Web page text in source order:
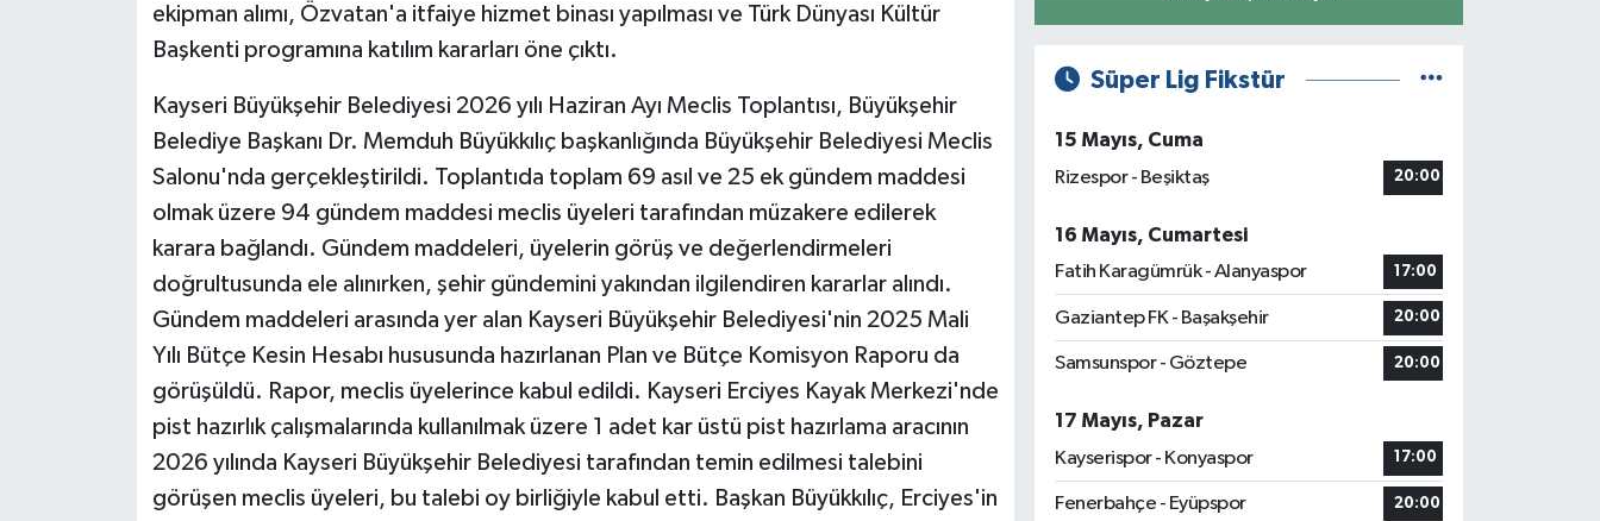
ekipman alımı, Özvatan'a itfaiye hizmet binası yapılması ve Türk Dünyası Kültür
Başkenti programına katılım kararları öne çıktı.
Kayseri Büyükşehir Belediyesi 2026 yılı Haziran Ayı Meclis Toplantısı, Büyükşehir
Belediye Başkanı Dr. Memduh Büyükkılıç başkanlığında Büyükşehir Belediyesi Meclis
Salonu'nda gerçekleştirildi. Toplantıda toplam 69 asıl ve 25 ek gündem maddesi
olmak üzere 94 gündem maddesi meclis üyeleri tarafından müzakere edilerek
karara bağlandı. Gündem maddeleri, üyelerin görüş ve değerlendirmeleri
doğrultusunda ele alınırken, şehir gündemini yakından ilgilendiren kararlar alındı.
Gündem maddeleri arasında yer alan Kayseri Büyükşehir Belediyesi'nin 2025 Mali
Yılı Bütçe Kesin Hesabı hususunda hazırlanan Plan ve Bütçe Komisyon Raporu da
görüşüldü. Rapor, meclis üyelerince kabul edildi. Kayseri Erciyes Kayak Merkezi'nde
pist hazırlık çalışmalarında kullanılmak üzere 1 adet kar üstü pist hazırlama aracının
2026 yılında Kayseri Büyükşehir Belediyesi tarafından temin edilmesi talebini
görüşen meclis üyeleri, bu talebi oy birliğiyle kabul etti. Başkan Büyükkılıç, Erciyes'in
Süper Lig Fikstür
15 Mayıs, Cuma
Rizespor - Beşiktaş
20:00
16 Mayıs, Cumartesi
Fatih Karagümrük - Alanyaspor
17:00
Gaziantep FK - Başakşehir 20:00
Samsunspor - Göztepe 20:00
17 Mayıs, Pazar
Kayserispor - Konyaspor
17:00
Fenerbahçe - Eyüpspor 20:00